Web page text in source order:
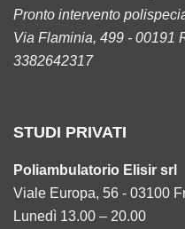
Pronto intervento
Via Flaminia, 499 - 00191
3382642317
STUDI PRIVATI
Poliambulatorio Elisir srl
Viale Europa, 56 - 03100
Lunedì 13.00 – 20.00